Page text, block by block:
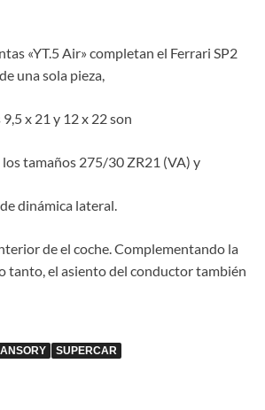
«YT.5 Air» completan el Ferrari SP2
una sola pieza,
x 21 y 12 x 22 son
tamaños 275/30 ZR21 (VA) y
dinámica lateral.
de el coche. Complementando la
tanto, el asiento del conductor también
SUPERCAR